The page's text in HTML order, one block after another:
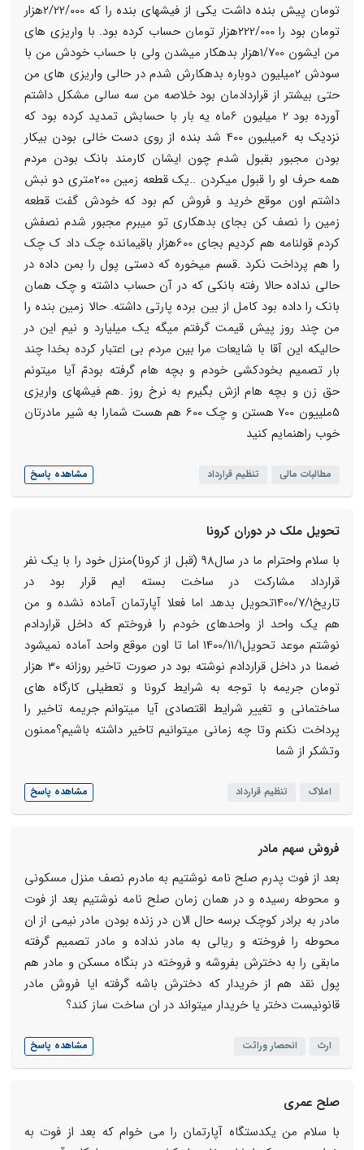
تومان پیش بنده داشت یکی از فیشهای بنده را که 2/22/000هزار
تومان بود را 222/000هزار تومان حساب کرده بود. با واریزی های
من ایشون 1/700هزار بدهکار میشدن ولی با حساب خودش من با
سودش 2میلیون دوباره بدهکارش شدم در حالی واریزی های من
حتی بیشتر از قراردادمان بود خلاصه من سه سالی مشکل داشتم
آورده بود 2 میلیون 6ماه یه بار با حسابش تمدید کرده بود که
نزدیک به 6میلیون 400 شد بنده از روی دست خالی بودن بیکار
بودن مجبور بقبول شدم چون ایشان کارمند بانک بودن مردم
همه حرف او را قبول میکردن ..یک قطعه زمین 200متری دو نبش
داشتم اون موقع خرید و فروش کم بود که خودش گفت قطعه
زمین را نصف کن بجای بدهکاری تو میبرم مجبور شدم نصفش
کردم قولنامه هم کردیم بجای 600هزار باقیمانده چک داد ک چک
را هم پرداخت نکرد .قسم میخوره که دستی پول را بمن داده در
حالی نداده حالا رفته بانکی که در آن حساب داشته و چک همان
بانک را داده بود کامل از بین برده پارتی داشته. حالا زمین بنده را
من چند روز پیش قیمت گرفتم میگه یک میلیارد و نیم این در
حالیکه این آقا با شایعات مرا بین مردم بی اعتبار کرده بخدا چند
بار تصمیم بخودکشی خودم و بچه هام گرفته بودمّ آیا میتونم
حق زن و بچه هام ازش بگیرم به نرخ روز .هم فیشهای واریزی
5ملییون 700 هستن و چک 600 هم هست شمارا به شیر مادرتان
خوب راهنمایم کنید
مطالبات مالی تنظیم قرارداد مشاهده پاسخ
تحویل ملک در دوران کرونا
با سلام واحترام ما در سال98 (قبل از کرونا)منزل خود را با یک نفر
قرارداد مشارکت در ساخت بسته ایم قرار بود در
تاریخ1400/7/1تحویل بدهد اما فعلا آپارتمان آماده نشده و من
هم یک واحد از واحدهای خودم را فروختم که داخل قراردادم
نوشتم موعد تحویل1400/11/1 اما تا اون موقع واحد آماده نمیشود
ضمنا در داخل قراردادم نوشته بود در صورت تاخیر روزانه 30 هزار
تومان جریمه با توجه به شرایط کرونا و تعطیلی کارگاه های
ساختمانی و تغییر شرایط اقتصادی آیا میتوانم جریمه تاخیر را
پرداخت نکنم وتا چه زمانی میتوانیم تاخیر داشته باشیم؟ممنون
وتشکر از شما
املاک تنظیم قرارداد مشاهده پاسخ
فروش سهم مادر
بعد از فوت پدرم صلح نامه نوشتیم به مادرم نصف منزل مسکونی
و محوطه رسیده و در همان زمان صلح نامه نوشتیم بعد از فوت
مادر به برادر کوچک برسه حال الان در زنده بودن مادر نیمی از ان
محوطه را فروخته و ریالی به مادر نداده و مادر تصمیم گرفته
مابقی را به دخترش بفروشه و فروخته در بنگاه مسکن و مادر هم
پول نقد هم از خریدار که دخترش باشه گرفته ایا فروش مادر
قانونیست دختر یا خریدار میتواند در ان ساخت ساز کند؟
ارث انحصار وراثت مشاهده پاسخ
صلح عمری
با سلام من یکدستگاه آپارتمان را می خوام که بعد از فوت به